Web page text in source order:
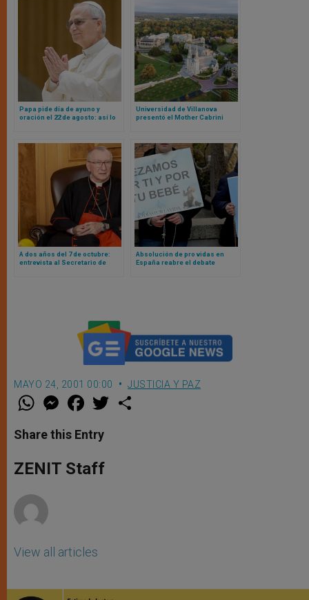
Papa pide día de ayuno y
oración el 22 de agosto: así lo
Universidad de Villanova
presentó el Mother Cabrini
los refugiados y los migrantes
A dos años del 7 de octubre:
entrevista al Secretario de
Absolución de pro vidas en
España reabre el debate
MAYO 24, 2001 00:00 JUSTICIA Y PAZ
W
t
s
p
p
M
e
s
e
g
e
F
a
e
b
o
k
w
Share this Entry
ZENIT Staff
View all articles